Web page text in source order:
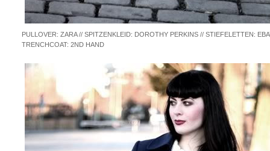
PULLOVER: ZARA // SPITZENKLEID: DOROTHY PERKINS // STIEFELETTEN:
TRENCHCOAT: 2ND HAND